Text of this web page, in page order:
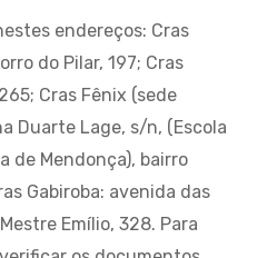
endereços: Cras
do Pilar, 197; Cras
Cras Fênix (sede
Duarte Lage, s/n, (Escola
de Mendonça), bairro
Gabiroba: avenida das
Emílio, 328. Para